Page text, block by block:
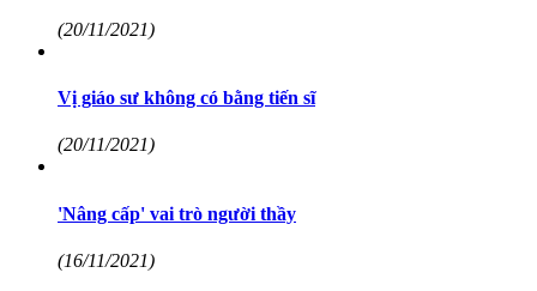
(20/11/2021)
Vị giáo sư không có bằng tiến sĩ
(20/11/2021)
'Nâng cấp' vai trò người thầy
(16/11/2021)